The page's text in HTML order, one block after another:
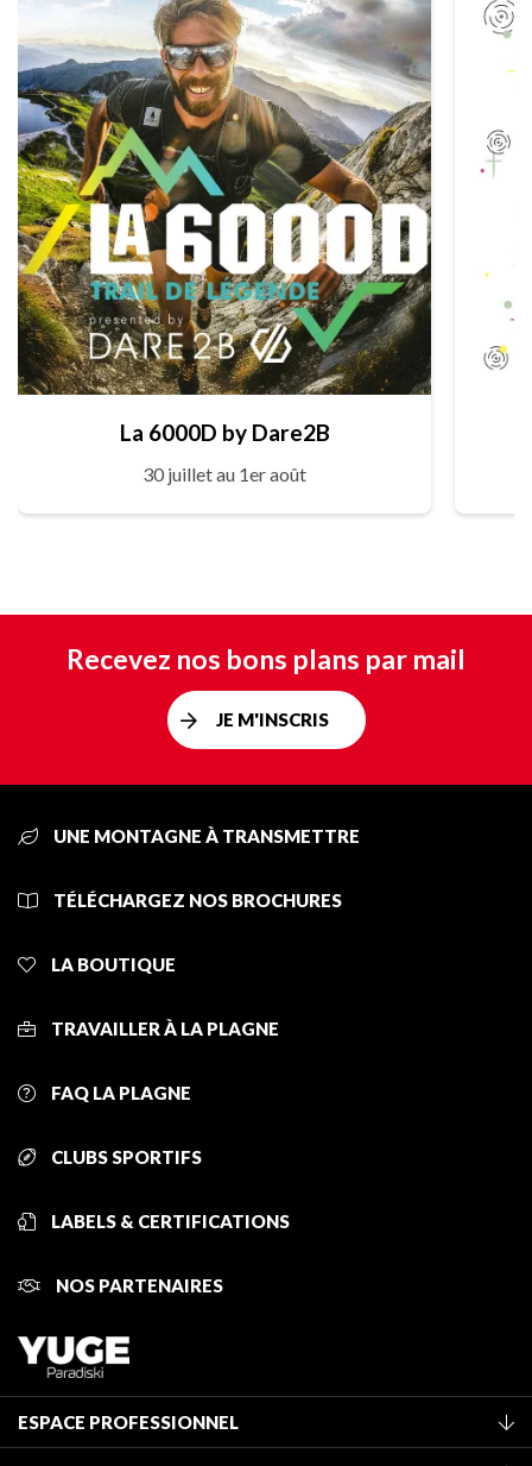
La 6000D by Dare2B
30 juillet au 1er août
Recevez nos bons plans par mail
JE M'INSCRIS
UNE MONTAGNE À TRANSMETTRE
TÉLÉCHARGEZ NOS BROCHURES
LA BOUTIQUE
TRAVAILLER À LA PLAGNE
FAQ LA PLAGNE
CLUBS SPORTIFS
LABELS & CERTIFICATIONS
NOS PARTENAIRES
ESPACE PROFESSIONNEL